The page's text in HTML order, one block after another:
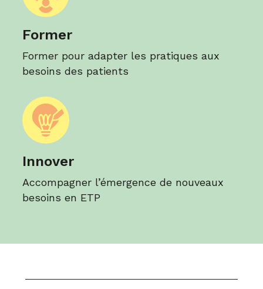
Former
Former pour adapter les pratiques aux
besoins des patients
Innover
Accompagner l’émergence de nouveaux
besoins en ETP